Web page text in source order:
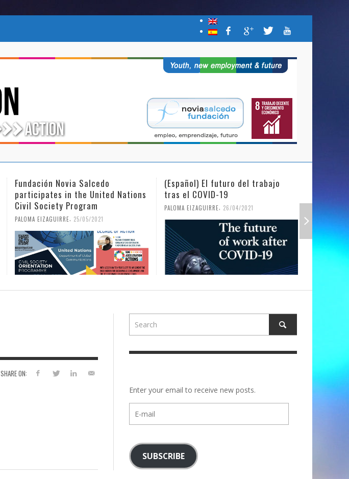
Fundación Novia Salcedo
participates in the United Nations
Civil Society Program
PALOMA EIZAGUIRRE 25/05/2021
(Español) El futuro del trabajo
tras el COVID-19
PALOMA EIZAGUIRRE 26/04/2021
SHARE ON:
Enter your email to receive new posts.
mail
SUBSCRIBE